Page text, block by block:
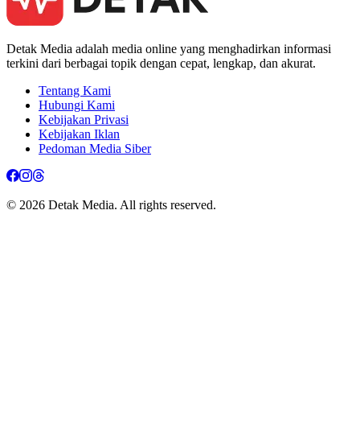
Detak Media adalah media online yang menghadirkan informasi
terkini dari berbagai topik dengan cepat, lengkap, dan akurat.
Tentang Kami
Hubungi Kami
Kebijakan Privasi
Kebijakan Iklan
Pedoman Media Siber
© 2026 Detak Media. All rights reserved.